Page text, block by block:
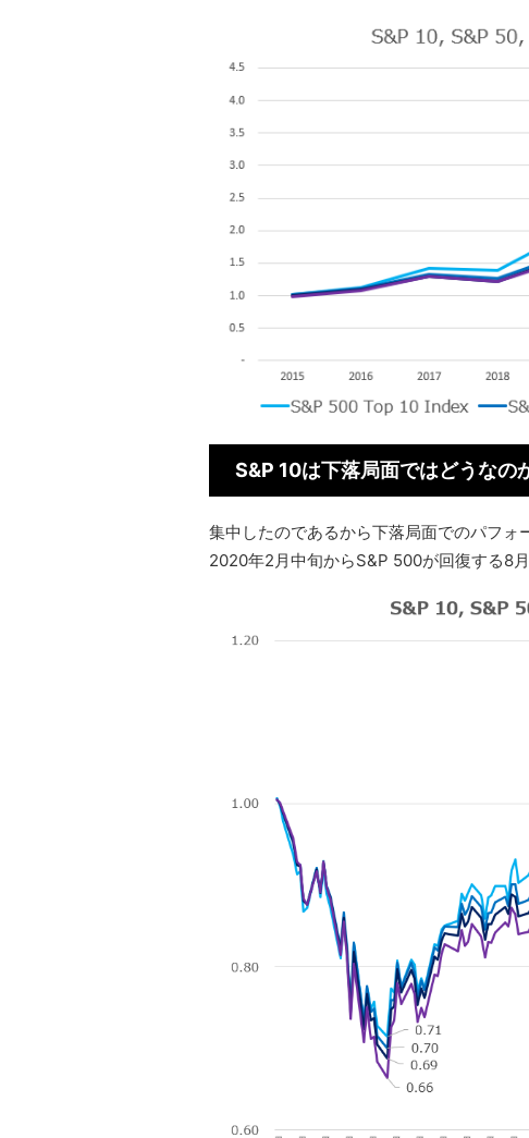
S&P 10は下落局面ではどうなの
集中したのであるから下落局面でのパフォ
2020年2月中旬からS&P 500が回復する8